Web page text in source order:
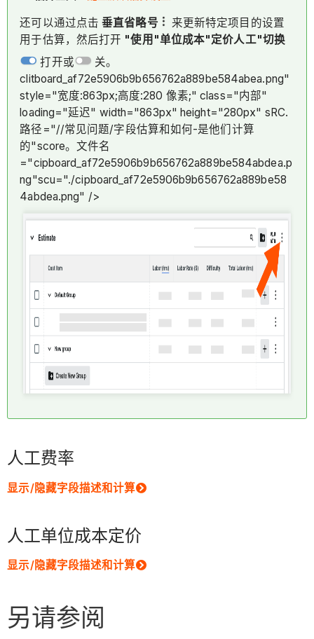
还可以通过点击 垂直省略号
来更新特定项目的设置
用于估算，然后打开 "使用"单位成本"定价人工"切换
打开或
关。
clitboard_af72e5906b9b656762a889be584abea.png"
style="宽度:863px;高度:280 像素;" class="内部"
loading="延迟" width="863px" height="280px" sRC.
路径="//常见问题/字段估算和如何-是他们计算
的"score。文件名
="cipboard_af72e5906b9b656762a889be584abdea.p
ng"scu="./cipboard_af72e5906b9b656762a889be58
4abdea.png" />
人工费率
显示/隐藏字段描述和计算
人工单位成本定价
显示/隐藏字段描述和计算
另请参阅